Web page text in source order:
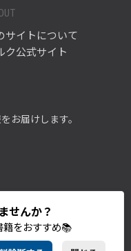
せんか？
をおすすめ📚
サイトについて
ク公式サイト
お届けします。